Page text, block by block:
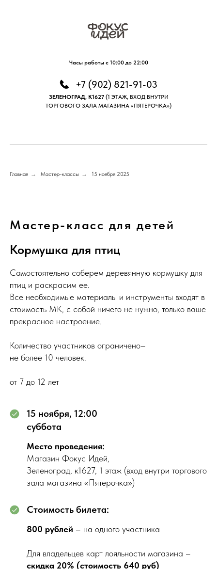
Часы работы с 10:00 до 22:00
+7 (902) 821-91-03
ЗЕЛЕНОГРАД, К1627(1 ЭТАЖ, ВХОД ВНУТРИ
ТОРГОВОГО ЗАЛА МАГАЗИНА «ПЯТЕРОЧКА»)
Главная → Мастер-классы → 15 ноября 2025
Мастер-класс для детей
Кормушка для птиц
Самостоятельно соберем деревянную кормушку для
птиц и раскрасим ее.
Все необходимые материалы и инструменты входят в
стоимость МК, с собой ничего не нужно, только ваше
прекрасное настроение.
Количество участников ограничено–
не более 10 человек.
от 7 до 12 лет
15 ноября, 12:00
суббота
Место проведения:
Магазин Фокус Идей,
Зеленоград, к1627, 1 этаж (вход внутри торгового
зала магазина «Пятерочка»)
Стоимость билета:
800 рублей – на одного участника
Для владельцев карт лояльности магазина –
скидка 20% (стоимость 640 руб)